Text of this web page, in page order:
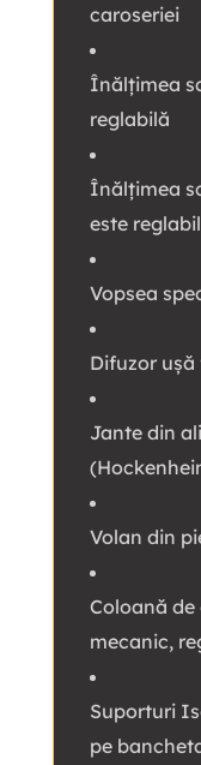
caroseriei
Înălțimea
reglabilă
Înălțimea
este
Vopsea
Difuzor ușă
Jante din
Volan din
Coloană
mecanic,
Suporturi
pe